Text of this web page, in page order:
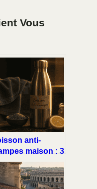
Vous
anti-
maison : 3
pour
la tétanie